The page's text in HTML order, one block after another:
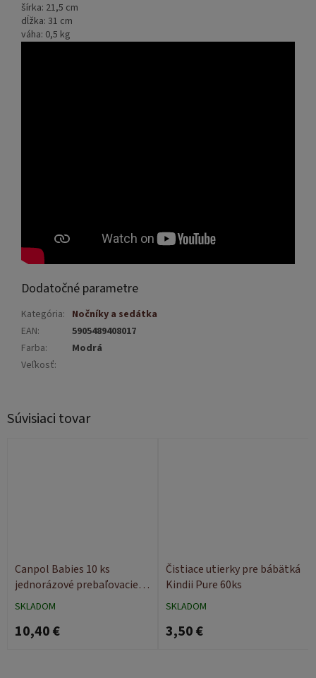
Súvisiaci tovar
Canpol Babies 10 ks
jednorázové prebaľovacie
podložky 90x60
SKLADOM
10,40 €
Čistiace utierky pre bábätká
Kindii Pure 60ks
SKLADOM
3,50 €
šírka: 21,5 cm
dĺžka: 31 cm
váha: 0,5 kg
Dodatočné parametre
Kategória: Nočníky a sedátka
EAN:
5905489408017
Farba:
Modrá
Veľkosť: